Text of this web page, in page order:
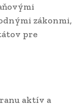
zákonmi,
pre
aktív a